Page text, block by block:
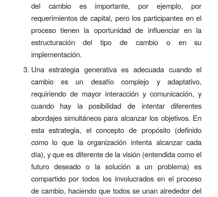
del cambio es importante, por ejemplo, por
requerimientos de capital, pero los participantes en el
proceso tienen la oportunidad de influenciar en la
estructuración del tipo de cambio o en su
implementación.
Una estrategia generativa es adecuada cuando el
cambio es un desafío complejo y adaptativo,
requiriendo de mayor interacción y comunicación, y
cuando hay la posibilidad de intentar diferentes
abordajes simultáneos para alcanzar los objetivos. En
esta estrategia, el concepto de propósito (definido
como lo que la organización intenta alcanzar cada
día), y que es diferente de la visión (entendida como el
futuro deseado o la solución a un problema) es
compartido por todos los involucrados en el proceso
de cambio, haciendo que todos se unan alrededor del